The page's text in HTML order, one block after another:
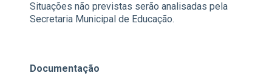
Situações não previstas serão analisadas pela
Secretaria Municipal de Educação.
Documentação